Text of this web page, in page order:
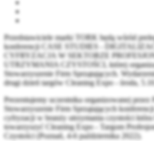
Przedstawiciele marki TORK będą wśród
konferencji CASE STUDIES -
CYFRYZACJA W SEKTORZE
UTRZYMANIA CZYSTOŚCI, której
Stowarzyszenie Firm Sprzątających.
drugi dzień targów Cleaning Expo - środa,
Prezentujemy uczestnika organizowanej przez
Stowarzyszenie Firm Sprzątających
cyfryzacji w branży utrzymania czystości która
towarzyszyć Cleaning Expo - Targom
Czystości (Poznań, 4-6 października 2022).